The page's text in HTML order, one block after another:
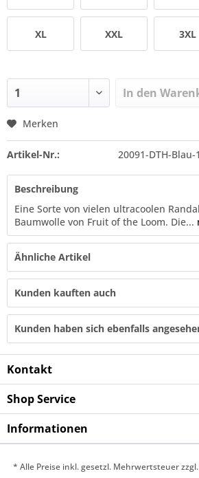
XL XXL 3XL
In den
Merken
Artikel-Nr.: 20091-DTH-Blau-
Beschreibung
Eine Sorte von vielen ultracoolen
Baumwolle von Fruit of the Loom. Die...
Ähnliche Artikel
Kunden kauften auch
Kunden haben sich ebenfalls
Kontakt
Shop Service
Informationen
* Alle Preise inkl. gesetzl. Mehrwertsteuer zzgl.